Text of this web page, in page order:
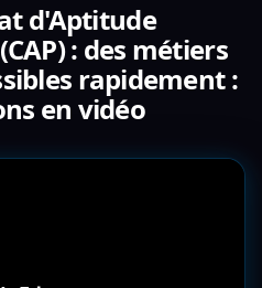
d'Aptitude
: des métiers
rapidement :
en vidéo